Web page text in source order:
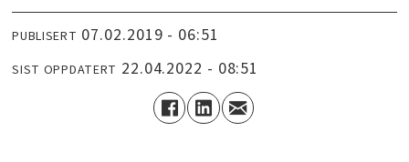
PUBLISERT 07.02.2019 - 06:51
SIST OPPDATERT 22.04.2022 - 08:51